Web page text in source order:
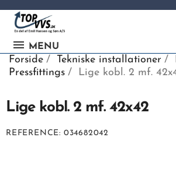
MENU
Forside Tekniske installationer
Pressfittings
Lige kobl. 2 mf.
Lige kobl. 2 mf. 42x42
REFERENCE 034682042